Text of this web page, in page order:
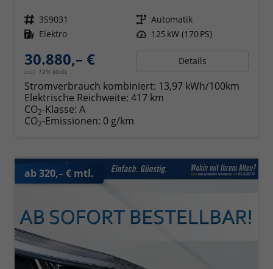
Fahrzeugnr. 359031 Getriebe Automatik
Kraftstoff Elektro Leistung 125 kW (170 PS)
30.880,– €
incl. 19% MwSt.
Details
Stromverbrauch kombiniert: 13,97 kWh/100km
Elektrische Reichweite: 417 km
CO2-Klasse: A
CO2-Emissionen: 0 g/km
ab 320,– € mtl.